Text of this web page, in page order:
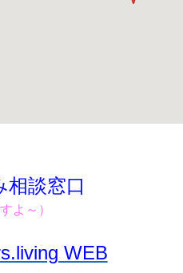
相談窓口
よ～）
WEB